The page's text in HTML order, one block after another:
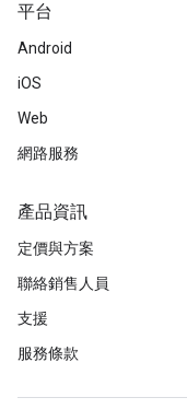
平台
Android
iOS
Web
網路服務
產品資訊
定價與方案
聯絡銷售人員
支援
服務條款